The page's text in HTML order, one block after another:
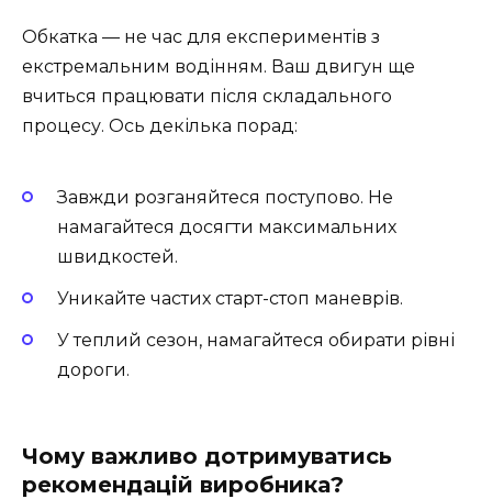
Обкатка — не час для експериментів з
екстремальним водінням. Ваш двигун ще
вчиться працювати після складального
процесу. Ось декілька порад:
Завжди розганяйтеся поступово. Не
намагайтеся досягти максимальних
швидкостей.
Уникайте частих старт-стоп маневрів.
У теплий сезон, намагайтеся обирати рівні
дороги.
Чому важливо дотримуватись
рекомендацій виробника?